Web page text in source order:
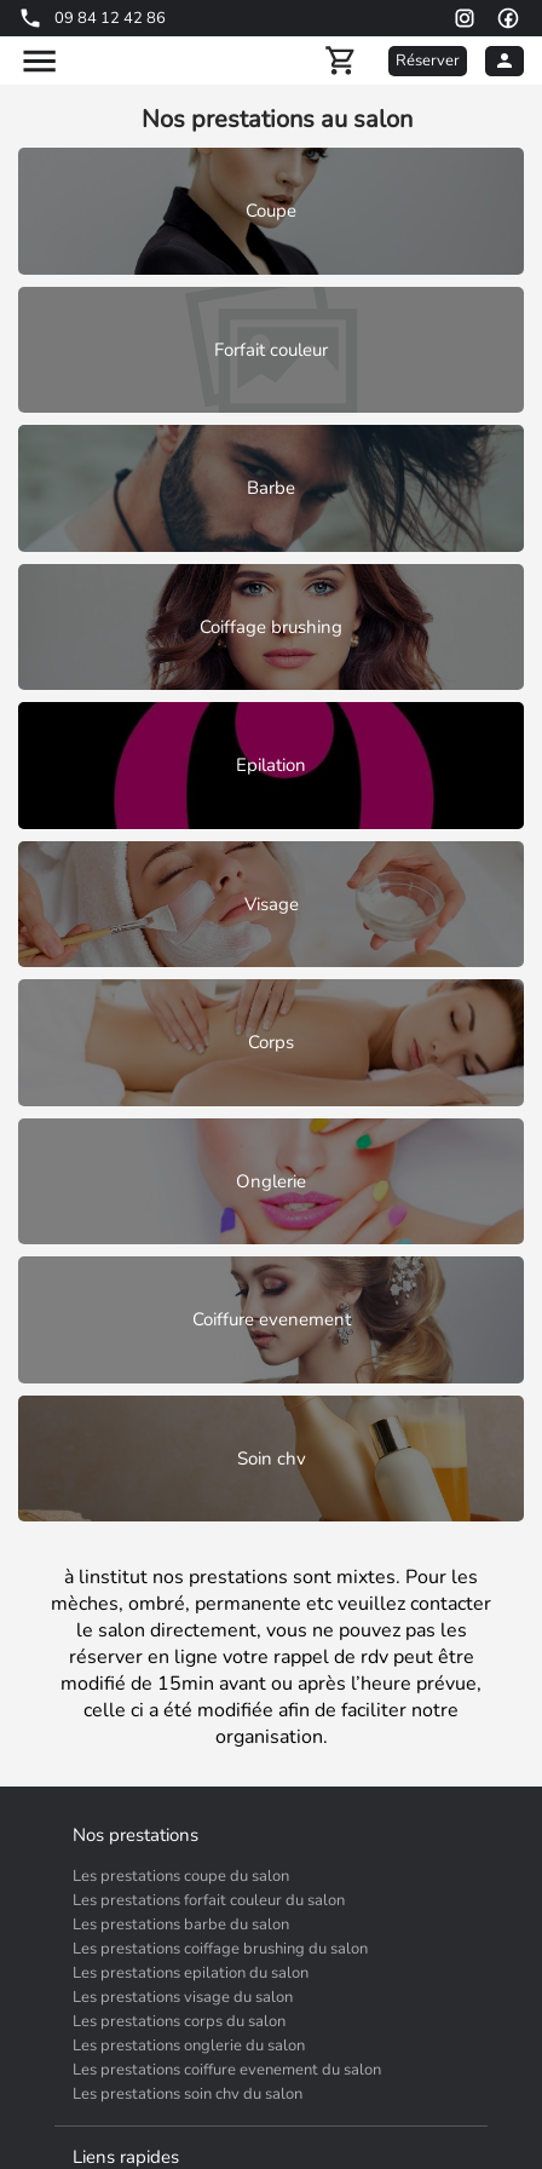
09 84 12 42 86
Réserver
Nos prestations au salon
Coupe
Forfait couleur
Barbe
Coiffage brushing
Epilation
Visage
Corps
Onglerie
Coiffure evenement
Soin chv
à linstitut nos prestations sont mixtes. Pour les
mèches, ombré, permanente etc veuillez contacter
le salon directement, vous ne pouvez pas les
réserver en ligne votre rappel de rdv peut être
modifié de 15min avant ou après l’heure prévue,
celle ci a été modifiée afin de faciliter notre
organisation.
Nos prestations
Les prestations coupe du salon
Les prestations forfait couleur du salon
Les prestations barbe du salon
Les prestations coiffage brushing du salon
Les prestations epilation du salon
Les prestations visage du salon
Les prestations corps du salon
Les prestations onglerie du salon
Les prestations coiffure evenement du salon
Les prestations soin chv du salon
Liens rapides